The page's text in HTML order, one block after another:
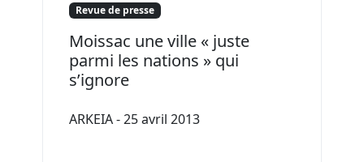
Revue de presse
Moissac une ville « juste
parmi les nations » qui
s’ignore
ARKEIA - 25 avril 2013